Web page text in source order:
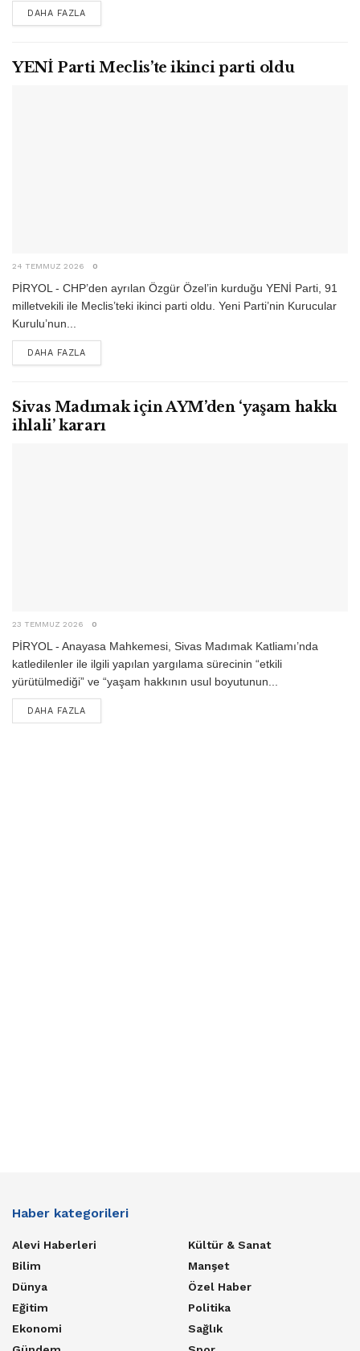
DAHA FAZLADETAILS
YENİ Parti Meclis’te ikinci parti oldu
24 TEMMUZ 2026 0
PİRYOL - CHP’den ayrılan Özgür Özel’in kurduğu YENİ Parti, 91
milletvekili ile Meclis’teki ikinci parti oldu. Yeni Parti’nin Kurucular
Kurulu’nun...
DAHA FAZLADETAILS
Sivas Madımak için AYM’den ‘yaşam hakkı
ihlali’ kararı
23 TEMMUZ 2026 0
PİRYOL - Anayasa Mahkemesi, Sivas Madımak Katliamı’nda
katledilenler ile ilgili yapılan yargılama sürecinin “etkili
yürütülmediği” ve “yaşam hakkının usul boyutunun...
DAHA FAZLADETAILS
Haber kategorileri
Alevi Haberleri
Bilim
Dünya
Eğitim
Ekonomi
Kültür & Sanat
Manşet
Özel Haber
Politika
Sağlık